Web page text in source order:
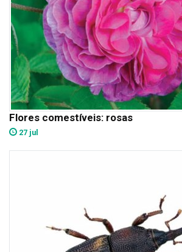
Flores comestíveis: rosas
27 jul